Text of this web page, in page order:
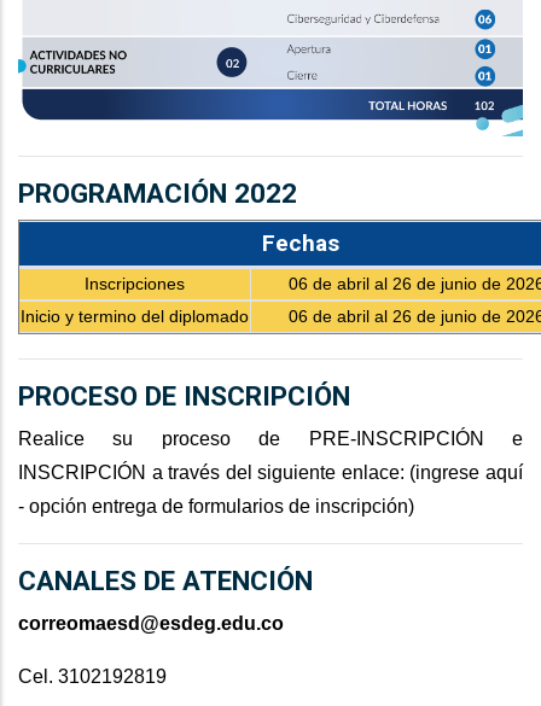
PROGRAMACIÓN 2022
Fechas
Inscripciones
06 de abril al 26 de junio de
Inicio y termino del diplomado
06 de abril al 26 de junio de
PROCESO DE INSCRIPCIÓN
Realice su proceso de PRE-INSCRIPCIÓN e
INSCRIPCIÓN a través del siguiente enlace: (ingrese aquí
- opción entrega de formularios de inscripción)
CANALES DE ATENCIÓN
correomaesd@esdeg.edu.co
Cel. 3102192819